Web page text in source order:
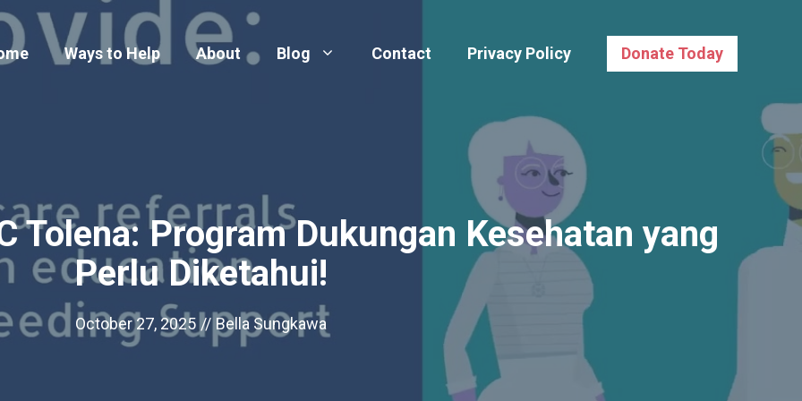
Ways to Help About Blog Contact Privacy Policy Donate Today
Tolena: Program Dukungan Kesehatan yang
Perlu Diketahui!
October 27, 2025 // Bella Sungkawa